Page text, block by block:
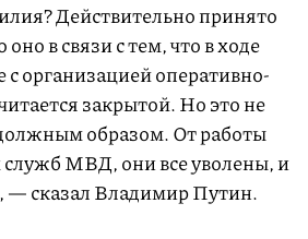
Действительно принято
в связи с тем, что в ходе
организацией оперативно-
закрытой. Но это не
образом. От работы
служб МВД, они все уволены, и
— сказал Владимир Путин.